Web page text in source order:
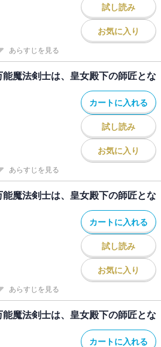
試し読み
お気に入り
あらすじを見る
能魔法剣士は、皇女殿下の師匠とな
カートに入れる
試し読み
お気に入り
あらすじを見る
能魔法剣士は、皇女殿下の師匠とな
カートに入れる
試し読み
お気に入り
あらすじを見る
能魔法剣士は、皇女殿下の師匠とな
カートに入れる